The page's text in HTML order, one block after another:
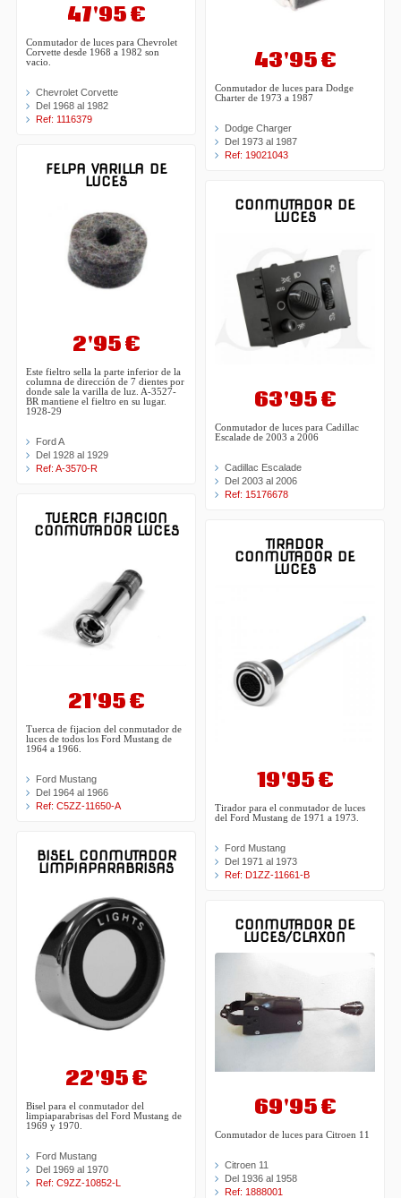
47'95 €
Conmutador de luces para Chevrolet
Corvette desde 1968 a 1982 son
vacio.
Chevrolet Corvette
Del 1968 al 1982
Ref: 1116379
FELPA VARILLA DE
LUCES
2'95 €
Este fieltro sella la parte inferior de la
columna de dirección de 7 dientes por
donde sale la varilla de luz. A-3527-
BR mantiene el fieltro en su lugar.
1928-29
Ford A
Del 1928 al 1929
Ref: A-3570-R
TUERCA FIJACION
CONMUTADOR LUCES
21'95 €
Tuerca de fijacion del conmutador de
luces de todos los Ford Mustang de
1964 a 1966.
Ford Mustang
Del 1964 al 1966
Ref: C5ZZ-11650-A
BISEL CONMUTADOR
LIMPIAPARABRISAS
22'95 €
Bisel para el conmutador del
limpiaparabrisas del Ford Mustang de
1969 y 1970.
Ford Mustang
Del 1969 al 1970
Ref: C9ZZ-10852-L
43'95 €
Conmutador de luces para Dodge
Charter de 1973 a 1987
Dodge Charger
Del 1973 al 1987
Ref: 19021043
CONMUTADOR DE
LUCES
63'95 €
Conmutador de luces para Cadillac
Escalade de 2003 a 2006
Cadillac Escalade
Del 2003 al 2006
Ref: 15176678
TIRADOR
CONMUTADOR DE
LUCES
19'95 €
Tirador para el conmutador de luces
del Ford Mustang de 1971 a 1973.
Ford Mustang
Del 1971 al 1973
Ref: D1ZZ-11661-B
CONMUTADOR DE
LUCES/CLAXON
69'95 €
Conmutador de luces para Citroen 11
Citroen 11
Del 1936 al 1958
Ref: 1888001